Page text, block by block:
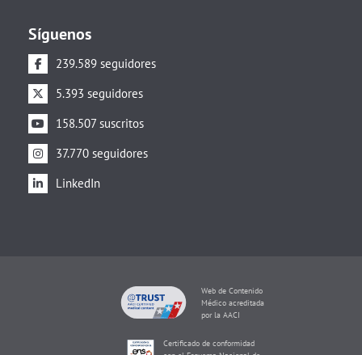
Síguenos
239.589 seguidores
5.393 seguidores
158.507 suscritos
37.770 seguidores
LinkedIn
Web de Contenido
Médico acreditada
por la AACI
Certificado de conformidad